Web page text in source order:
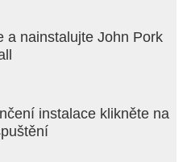
a nainstalujte John Pork
instalace klikněte na